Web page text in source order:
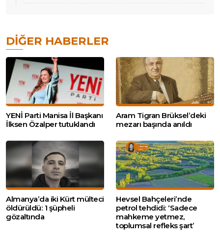
DIĞER HABERLER
YENİ Parti Manisa İl Başkanı
İlksen Özalper tutuklandı
Aram Tigran Brüksel’deki
mezarı başında anıldı
Almanya’da iki Kürt mülteci
öldürüldü: 1 şüpheli
gözaltında
Hevsel Bahçeleri’nde
petrol tehdidi: ‘Sadece
mahkeme yetmez,
toplumsal refleks şart’